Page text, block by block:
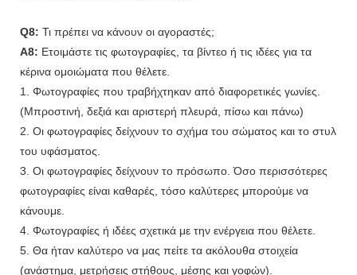
Q8: Τι πρέπει να κάνουν οι αγοραστές;
A8: Ετοιμάστε τις φωτογραφίες, τα βίντεο ή τις ιδέες για τα
κέρινα ομοιώματα που θέλετε.
1. Φωτογραφίες που τραβήχτηκαν από διαφορετικές γωνίες.
(Μπροστινή, δεξιά και αριστερή πλευρά, πίσω και πάνω)
2. Οι φωτογραφίες δείχνουν το σχήμα του σώματος και το στυλ
του υφάσματος.
3. Οι φωτογραφίες δείχνουν το πρόσωπο. Όσο περισσότερες
φωτογραφίες είναι καθαρές, τόσο καλύτερες μπορούμε να
κάνουμε.
4. Φωτογραφίες ή ιδέες σχετικά με την ενέργεια που θέλετε.
5. Θα ήταν καλύτερο να μας πείτε τα ακόλουθα στοιχεία
(ανάστημα, μετρήσεις στήθους, μέσης και γοφών).